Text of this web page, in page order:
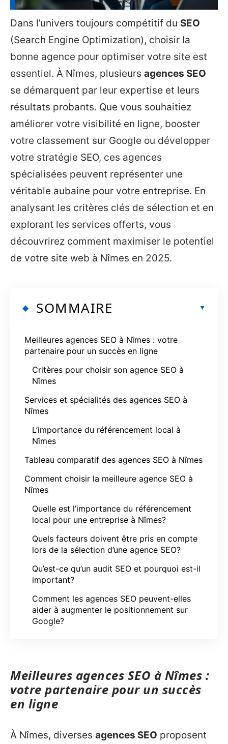
Dans l’univers toujours compétitif du SEO
(Search Engine Optimization), choisir la
bonne agence pour optimiser votre site est
essentiel. À Nîmes, plusieurs agences SEO
se démarquent par leur expertise et leurs
résultats probants. Que vous souhaitiez
améliorer votre visibilité en ligne, booster
votre classement sur Google ou développer
votre stratégie SEO, ces agences
spécialisées peuvent représenter une
véritable aubaine pour votre entreprise. En
analysant les critères clés de sélection et en
explorant les services offerts, vous
découvrirez comment maximiser le potentiel
de votre site web à Nîmes en 2025.
SOMMAIRE
Meilleures agences SEO à Nîmes : votre
partenaire pour un succès en ligne
Critères pour choisir son agence SEO à
Nîmes
Services et spécialités des agences SEO à
Nîmes
L’importance du référencement local à
Nîmes
Tableau comparatif des agences SEO à Nîmes
Comment choisir la meilleure agence SEO à
Nîmes
Quelle est l’importance du référencement
local pour une entreprise à Nîmes?
Quels facteurs doivent être pris en compte
lors de la sélection d’une agence SEO?
Qu’est-ce qu’un audit SEO et pourquoi est-il
important?
Comment les agences SEO peuvent-elles
aider à augmenter le positionnement sur
Google?
Meilleures agences SEO à Nîmes :
votre partenaire pour un succès
en ligne
À Nîmes, diverses agences SEO proposent